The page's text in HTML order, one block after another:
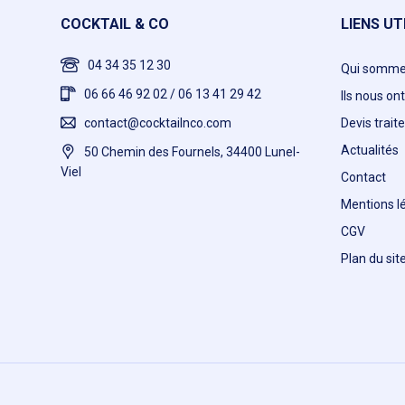
COCKTAIL & CO
04 34 35 12 30
06 66 46 92 02 / 06 13 41 29 42
contact@cocktailnco.com
50 Chemin des Fournels, 34400 Lunel-
Viel
LIENS
Qui
Ils nous
Devis
Actualités
Contact
Mentions
CGV
Plan du